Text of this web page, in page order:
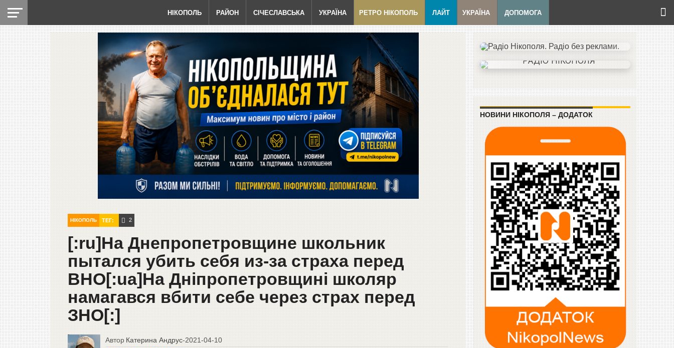
НІКОПОЛЬ РАЙОН СІЧЕСЛАВСЬКА УКРАЇНА РЕТРО НІКОПОЛЬ ЛАЙТ УКРАЇНА ДОПОМОГА
НІКОПОЛЬ ТЕГ: 2
[:ru]На Днепропетровщине школьник
пытался убить себя из-за страха перед
ВНО[:ua]На Дніпропетровщині школяр
намагався вбити себе через страх перед
ЗНО[:]
Автор Катерина Андрус-2021-04-10
НОВИНИ НІКОПОЛЯ – ДОДАТОК